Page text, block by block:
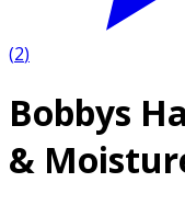
(2)
Bobbys
&